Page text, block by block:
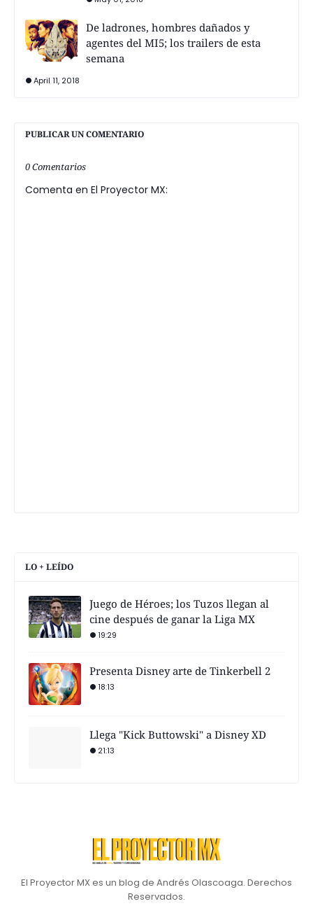
De ladrones, hombres dañados y
agentes del MI5; los trailers de esta
semana
April 11, 2018
PUBLICAR UN COMENTARIO
0 Comentarios
Comenta en El Proyector MX:
LO + LEÍDO
Juego de Héroes; los Tuzos llegan al
cine después de ganar la Liga MX
19:29
Presenta Disney arte de Tinkerbell 2
18:13
Llega "Kick Buttowski" a Disney XD
21:13
El Proyector MX es un blog de Andrés Olascoaga. Derechos
Reservados.